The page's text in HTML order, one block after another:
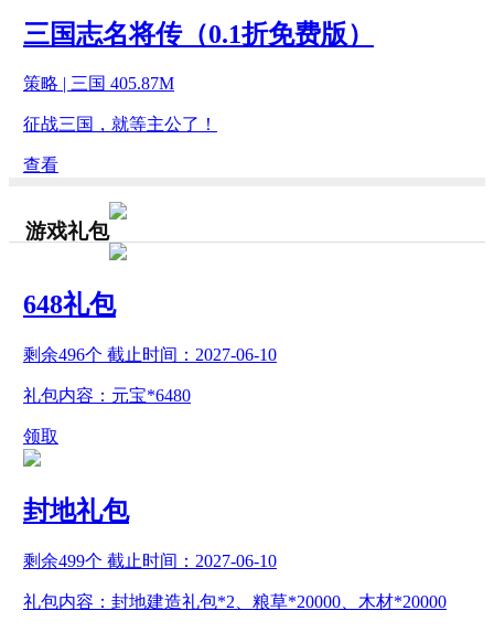
三国志名将传（0.1折免费版）
策略 | 三国 405.87M
征战三国，就等主公了！
查看
游戏礼包
648礼包
剩余496个 截止时间： 2027-06-10
礼包内容：元宝*6480
领取
封地礼包
剩余499个 截止时间： 2027-06-10
礼包内容：封地建造礼包*2、粮草*20000、木材*20000